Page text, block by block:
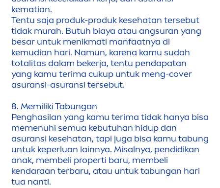
kematian.
Tentu saja produk-produk kesehatan tersebut
tidak murah. Butuh biaya atau angsuran yang
besar untuk menikmati manfaatnya di
kemudian hari. Namun, karena kamu sudah
totalitas dalam bekerja, tentu pendapatan
yang kamu terima cukup untuk meng-cover
asuransi-asuransi tersebut.
8. Memiliki Tabungan
Penghasilan yang kamu terima tidak hanya bisa
memenuhi semua kebutuhan hidup dan
asuransi kesehatan, tapi juga bisa kamu tabung
untuk keperluan lainnya. Misalnya, pendidikan
anak, membeli properti baru, membeli
kendaraan terbaru, atau untuk tabungan hari
tua nanti.